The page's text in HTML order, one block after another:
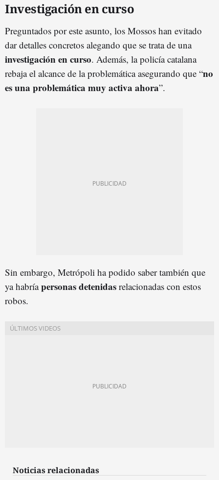
Investigación en curso
Preguntados por este asunto, los Mossos han evitado
dar detalles concretos alegando que se trata de una
investigación en curso. Además, la policía catalana
rebaja el alcance de la problemática asegurando que “no
es una problemática muy activa ahora”.
Sin embargo, Metrópoli ha podido saber también que
ya habríapersonas detenidas relacionadas con estos
robos.
Noticias relacionadas